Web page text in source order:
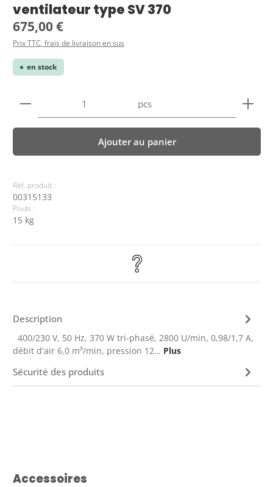
ventilateur type SV 370
Prix régulier :
675,00 €
Prix TTC, frais de livraison en sus
en stock
Quantité de produit : Entrez la quantité
pcs
Ajouter au panier
Réf. produit :
00315133
Poids :
15 kg
Description
400/230 V, 50 Hz, 370 W tri-phasé, 2800 U/min, 0,98/1,7 A,
débit d'air 6,0 m³/min, pression 12… Plus
Sécurité des produits
Ignorer la galerie de produits
Accessoires